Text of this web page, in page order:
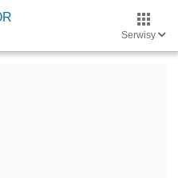
Serwisy